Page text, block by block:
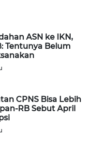
ASN ke IKN,
Tentunya Belum
CPNS Bisa Lebih
RB Sebut April